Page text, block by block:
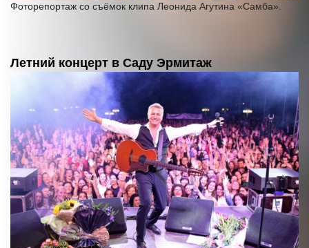
Фоторепортаж со съёмок клипа Леонида Агутина «Самба».
Летний концерт в Саду Эрмитаж